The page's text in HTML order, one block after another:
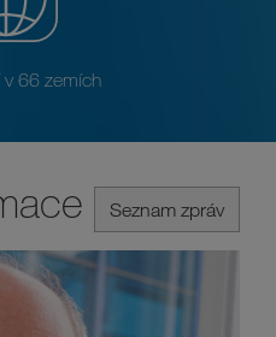
66 zemích
Seznam zpráv